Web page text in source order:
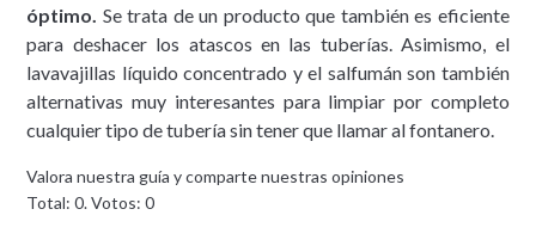
óptimo. Se trata de un producto que también es eficiente
para deshacer los atascos en las tuberías. Asimismo, el
lavavajillas líquido concentrado y el salfumán son también
alternativas muy interesantes para limpiar por completo
cualquier tipo de tubería sin tener que llamar al fontanero.
Valora nuestra guía y comparte nuestras opiniones
Total:0. Votos:0